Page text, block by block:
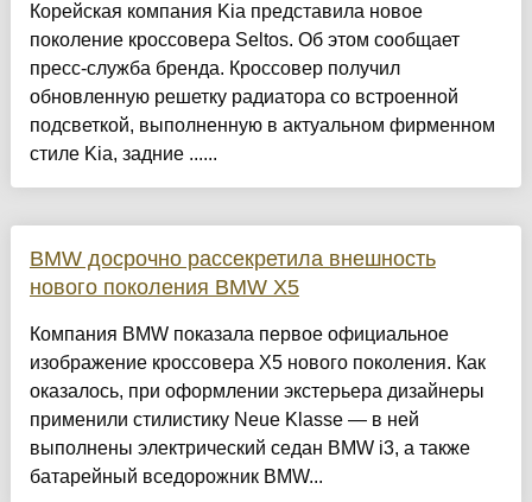
Корейская компания Kia представила новое
поколение кроссовера Seltos. Об этом сообщает
пресс-служба бренда. Кроссовер получил
обновленную решетку радиатора со встроенной
подсветкой, выполненную в актуальном фирменном
стиле Kia, задние ......
BMW досрочно рассекретила внешность
нового поколения BMW X5
Компания BMW показала первое официальное
изображение кроссовера X5 нового поколения. Как
оказалось, при оформлении экстерьера дизайнеры
применили стилистику Neue Klasse — в ней
выполнены электрический седан BMW i3, а также
батарейный вседорожник BMW...